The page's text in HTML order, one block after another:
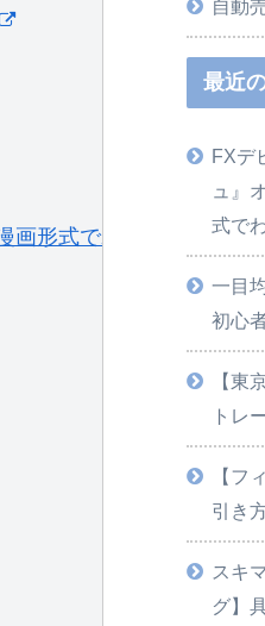
画形式でわかりやすい♪
自動
最近
FXデ
ュ』
式で
一目
初心
【東
トレ
【フ
引き
スキ
グ】